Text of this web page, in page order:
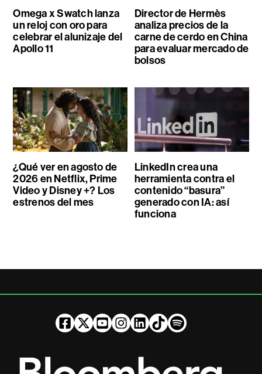
Omega x Swatch lanza
un reloj con oro para
celebrar el alunizaje del
Apollo 11
Director de Hermès
analiza precios de la
carne de cerdo en China
para evaluar mercado de
bolsos
¿Qué ver en agosto de
2026 en Netflix, Prime
Video y Disney +? Los
estrenos del mes
LinkedIn crea una
herramienta contra el
contenido “basura”
generado con IA: así
funciona